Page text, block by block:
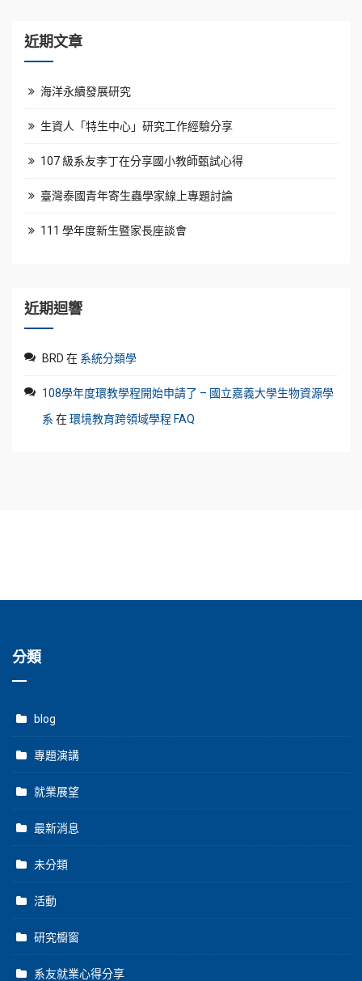
近期文章
海洋永續發展研究
生資人「特生中心」研究工作經驗分享
107 級系友李丁在分享國小教師甄試心得
臺灣泰國青年寄生蟲學家線上專題討論
111 學年度新生暨家長座談會
近期迴響
BRD 在 系統分類學
108學年度環教學程開始申請了 – 國立嘉義大學生物資源學
系 在環境教育跨領域學程 FAQ
分類
blog
專題演講
就業展望
最新消息
未分類
活動
研究櫥窗
系友就業心得分享